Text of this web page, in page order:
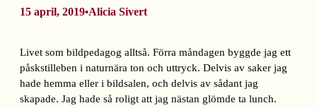
15 april, 2019•Alicia Sivert
Livet som bildpedagog alltså. Förra måndagen byggde jag ett
påskstilleben i naturnära ton och uttryck. Delvis av saker jag
hade hemma eller i bildsalen, och delvis av sådant jag
skapade. Jag hade så roligt att jag nästan glömde ta lunch.